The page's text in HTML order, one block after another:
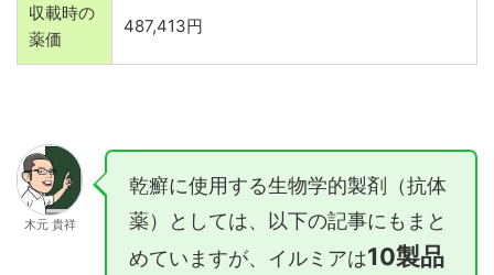
収載時の
薬価
487,413円
木元 貴祥
乾癬に使用する生物学的製剤（抗体
薬）としては、以下の記事にもまと
めていますが、イルミアは10製品